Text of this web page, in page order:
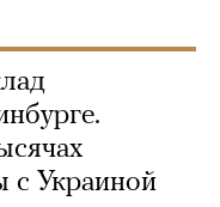
с Украиной